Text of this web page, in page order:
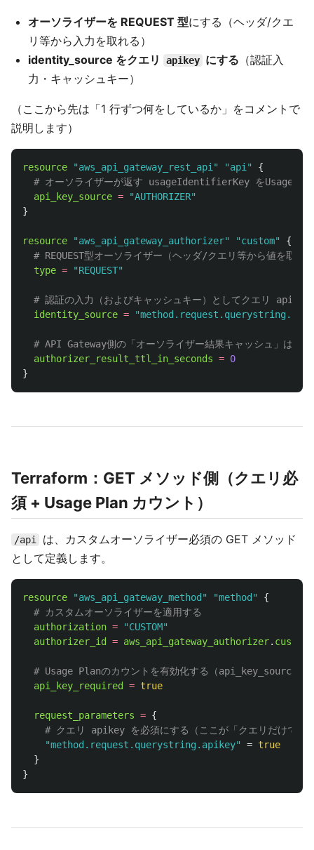
オーソライザーを REQUEST 型にする（ヘッダ/クエ
リ等から入力を取れる）
identity_source をクエリ
apikey にする （認証入
力・キャッシュキー）
（ここから先は「1 行ずつ何をしているか」をコメントで
説明します）
resource "aws_api_gateway_rest_api" "api"
{
# オーソライザーが返す usageIdentifierKey をUsage
api_key_source =
"AUTHORIZER"
}
resource "aws_api_gateway_authorizer" "custom"
{
# REQUEST型オーソライザー（ヘッダ/クエリ等から値を取れ
type = "REQUEST"
# 認証の入力（およびキャッシュキー）としてクエリ apikey
identity_source =
# API Gateway側の「オーソライザー結果キャッシュ」は無
authorizer_result_ttl_in_seconds = 0
}
Terraform：GET メソッド側（クエリ必
須 + Usage Plan カウント）
/api
は、カスタムオーソライザー必須の GET メソッド
として定義します。
resource "aws_api_gateway_method" "method"
{
# カスタムオーソライザーを適用する
authorization =
"CUSTOM"
authorizer_id
= aws_api_gateway_authorizer. custom
# Usage Planのカウントを有効化する（api_key_source =
api_key_required
= true
request_parameters = {
# クエリ apikey を必須にする（ここが「クエリだけで認
"method.request.querystring.apikey"
= true
}
}